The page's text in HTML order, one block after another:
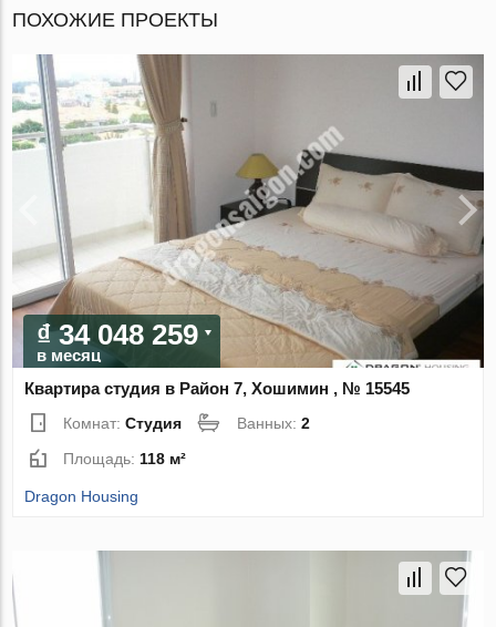
ПОХОЖИЕ ПРОЕКТЫ
₫ 34 048 259
в месяц
Квартира студия в Район 7, Хошимин , № 15545
Комнат:Студия Ванных:2
Площадь:118 м²
Dragon Housing